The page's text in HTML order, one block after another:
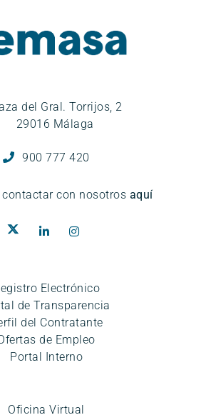
del Gral. Torrijos, 2
29016 Málaga
900 777 420
contactar con nosotros aquí
Electrónico
de Transparencia
del Contratante
de Empleo
Portal Interno
Oficina Virtual